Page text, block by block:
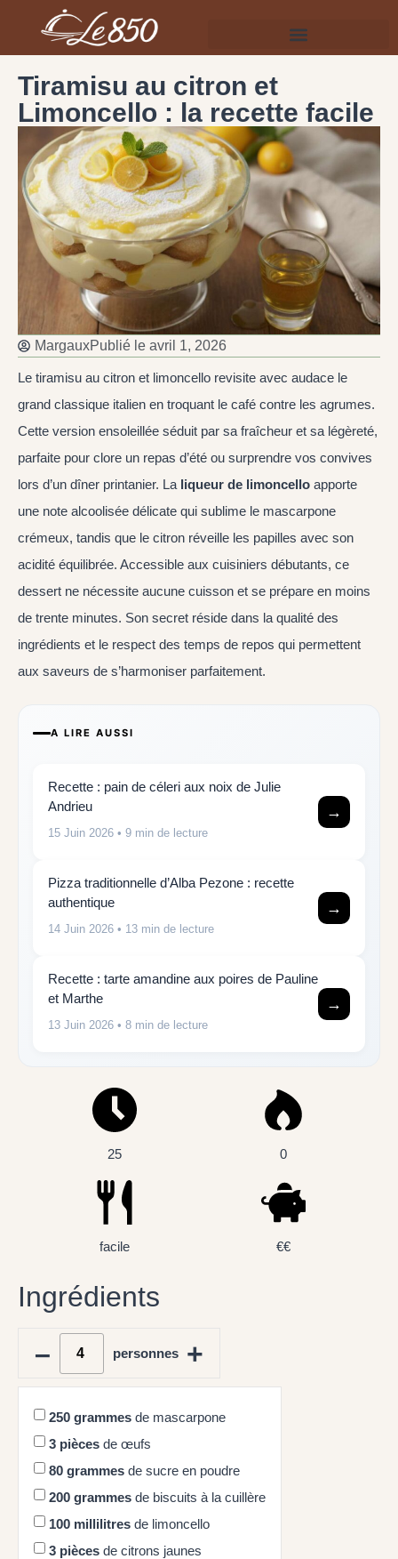
Tiramisu au citron et
Limoncello : la recette facile
MargauxPublié le avril 1, 2026
Le tiramisu au citron et limoncello revisite avec audace le
grand classique italien en troquant le café contre les agrumes.
Cette version ensoleillée séduit par sa fraîcheur et sa légèreté,
parfaite pour clore un repas d’été ou surprendre vos convives
lors d’un dîner printanier. La liqueur de limoncello apporte
une note alcoolisée délicate qui sublime le mascarpone
crémeux, tandis que le citron réveille les papilles avec son
acidité équilibrée. Accessible aux cuisiniers débutants, ce
dessert ne nécessite aucune cuisson et se prépare en moins
de trente minutes. Son secret réside dans la qualité des
ingrédients et le respect des temps de repos qui permettent
aux saveurs de s’harmoniser parfaitement.
A LIRE AUSSI
Recette : pain de céleri aux noix de Julie
Andrieu
15 Juin 2026 • 9 min de lecture
→
Pizza traditionnelle d’Alba Pezone : recette
authentique
14 Juin 2026 • 13 min de lecture
→
Recette : tarte amandine aux poires de Pauline
et Marthe
13 Juin 2026 • 8 min de lecture
→
25 0
facile €€
Ingrédients
–
personnes +
250 grammes de mascarpone
3 pièces de œufs
80 grammes de sucre en poudre
200 grammes de biscuits à la cuillère
100 millilitres de limoncello
3 pièces de citrons jaunes